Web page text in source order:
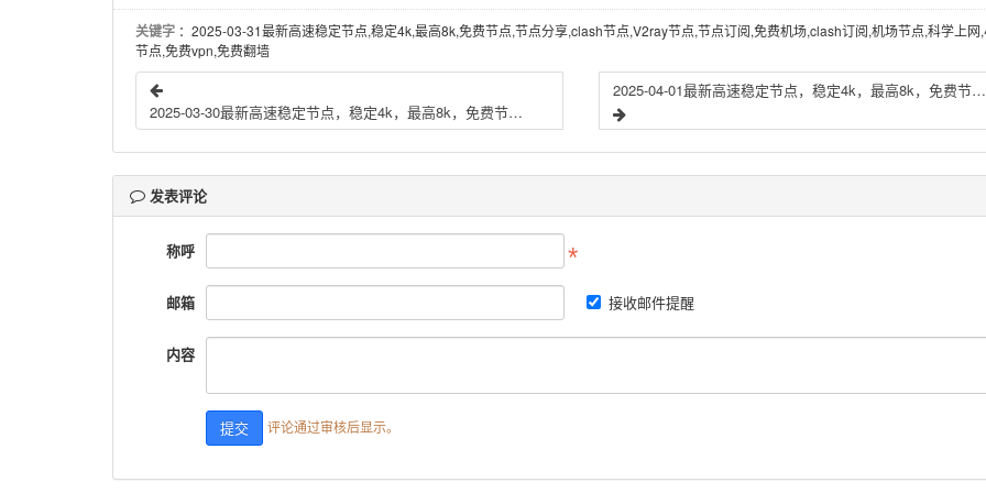
关键字 ：2025-03-31最新高速稳定节点,稳定4k,最高8k,免费节点,节点分享,clash节点,V2ray节点,节点订阅,免费机场,clash订阅,机场节点,科学上网
节点,免费vpn,免费翻墙
2025-03-30最新高速稳定节点，稳定4k，最高8k，免费节点，节点分享，clash节点，V2ray节点，节点订阅，免费机场，clash订阅，机场节点，科学上网，小火箭节点，免费vpn，免费翻墙
2025-04-01最新高速稳定节点，稳定4k，最高8k，免费节点，节点分享，clash节点，V2ray节点，节点订阅，免费机场，clash订阅，机场节点，科学上网，小火箭节点，免费vpn，免费翻墙
发表评论
称呼
邮箱 接收邮件提醒
内容
评论通过审核后显示。